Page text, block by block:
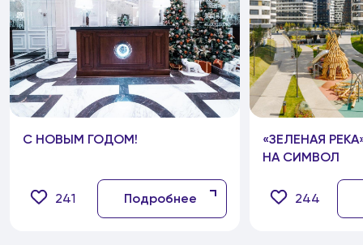
С НОВЫМ ГОДОМ!
241 Подробнее
«ЗЕЛЕНАЯ
НА СИМВОЛ
244